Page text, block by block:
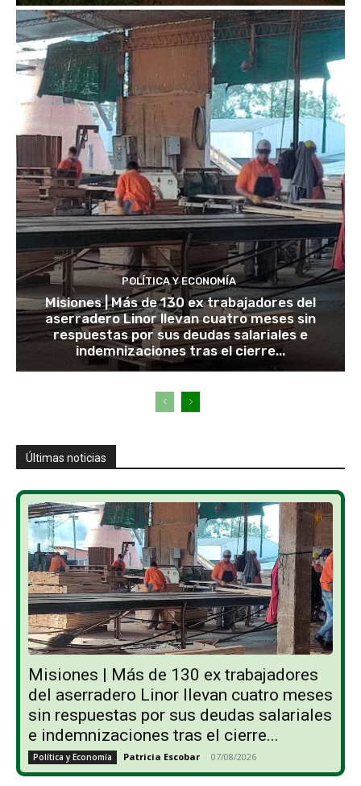
POLÍTICA Y ECONOMÍA
Misiones | Más de 130 ex trabajadores del
aserradero Linor llevan cuatro meses sin
respuestas por sus deudas salariales e
indemnizaciones tras el cierre...
Últimas noticias
Misiones | Más de 130 ex trabajadores
del aserradero Linor llevan cuatro meses
sin respuestas por sus deudas salariales
e indemnizaciones tras el cierre...
Política y Economía Patricia Escobar - 07/08/2026